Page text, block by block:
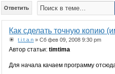
Ответить
Как сделать точную копию
t.i.t.a.n » Сб фев 09, 2008 9:30 pm
Автор статьи:timtima
Для начала качаем программу